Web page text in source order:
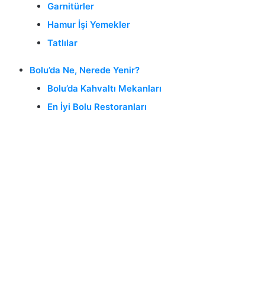
Garnitürler
Hamur İşi Yemekler
Tatlılar
Bolu’da Ne, Nerede Yenir?
Bolu’da Kahvaltı Mekanları
En İyi Bolu Restoranları